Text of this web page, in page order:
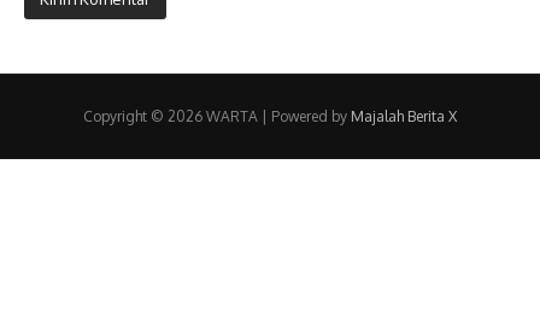
Copyright © 2026 WARTA | Powered by Majalah Berita X